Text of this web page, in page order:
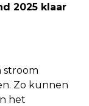
2025 klaar
stroom
Zo kunnen
het